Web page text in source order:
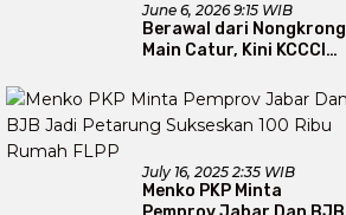
June 6, 2026 9:15 WIB
Berawal dari Nongkrong
Main Catur, Kini KCCCI
July 16, 2025 2:35 WIB
Menko PKP Minta